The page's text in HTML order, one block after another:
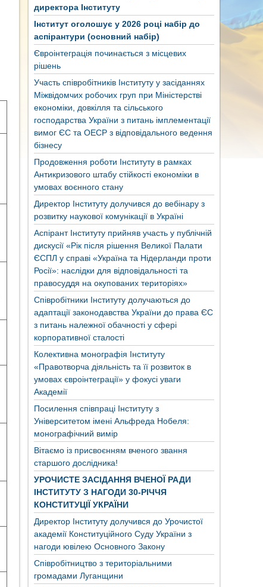
директора Інституту
Інститут оголошує у 2026 році набір до
аспірантури (основний набір)
Євроінтеграція починається з місцевих
рішень
Участь співробітників Інституту у засіданнях
Міжвідомчих робочих груп при Міністерстві
економіки, довкілля та сільського
господарства України з питань імплементації
вимог ЄС та ОЕСР з відповідального ведення
бізнесу
Продовження роботи Інституту в рамках
Антикризового штабу стійкості економіки в
умовах воєнного стану
Директор Інституту долучився до вебінару з
розвитку наукової комунікації в Україні
Аспірант Інституту прийняв участь у публічній
дискусії «Рік після рішення Великої Палати
ЄСПЛ у справі «Україна та Нідерланди проти
Росії»: наслідки для відповідальності та
правосуддя на окупованих територіях»
Співробітники Інституту долучаються до
адаптації законодавства України до права ЄС
з питань належної обачності у сфері
корпоративної сталості
Колективна монографія Інституту
«Правотворча діяльність та її розвиток в
умовах євроінтеграції» у фокусі уваги
Академії
Посилення співпраці Інституту з
Університетом імені Альфреда Нобеля:
монографічний вимір
Вітаємо із присвоєнням вченого звання
старшого дослідника!
УРОЧИСТЕ ЗАСІДАННЯ ВЧЕНОЇ РАДИ
ІНСТИТУТУ З НАГОДИ 30-РІЧЧЯ
КОНСТИТУЦІЇ УКРАЇНИ
Директор Інституту долучився до Урочистої
академії Конституційного Суду України з
нагоди ювілею Основного Закону
Співробітництво з територіальними
громадами Луганщини